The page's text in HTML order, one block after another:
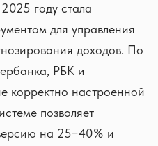
году стала
для управления
доходов. По
РБК и
корректно настроенной
позволяет
на 25−40% и